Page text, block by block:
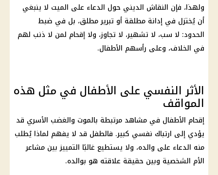
ولهذا، فإن النقاش الديني حول الدعاء على الميت لا ينبغي
أن يُختزل في إدانة مطلقة أو تبرير مطلق، بل في ضبط
الحدود: لا سب، لا تشهير، لا تجاوز، ولا إقحام لمن لا ذنب لهم
في الخلاف، وعلى رأسهم الأطفال.
الأثر النفسي على الأطفال في مثل هذه
المواقف
إقحام الأطفال في مشاهد مرتبطة بالموت والغضب الأسري قد
يؤدي إلى ارتباك نفسي كبير. فالطفل قد لا يفهم لماذا يُطلب
منه الدعاء على والده، ولا يستطيع غالبًا التمييز بين مشاعر
الأم الشخصية وبين حقيقة علاقته هو بوالده.